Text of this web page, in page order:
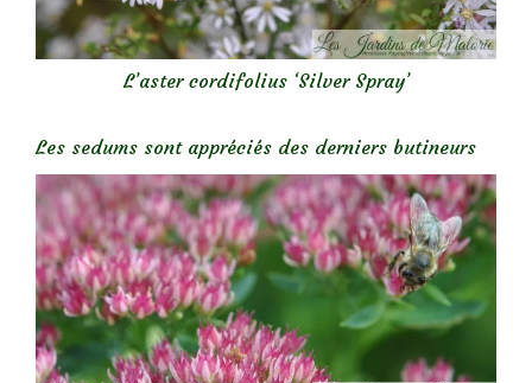
L’aster cordifolius ‘Silver Spray’
Les sedums sont appréciés des derniers butineurs